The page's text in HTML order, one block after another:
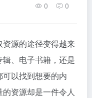
0 0
源的途径变得越来
、电子书籍，还是
以找到想要的内
资源却是一件令人